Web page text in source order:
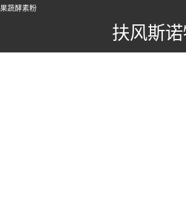
果蔬酵素粉
扶风斯